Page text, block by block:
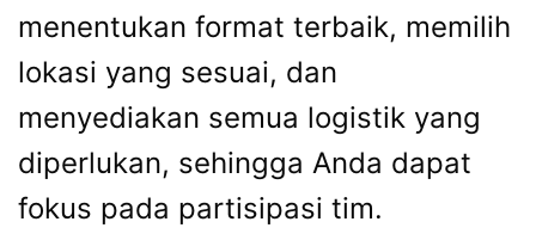
menentukan format terbaik, memilih
lokasi yang sesuai, dan
menyediakan semua logistik yang
diperlukan, sehingga Anda dapat
fokus pada partisipasi tim.